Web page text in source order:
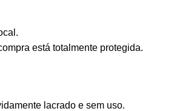
está totalmente protegida.
lacrado e sem uso.